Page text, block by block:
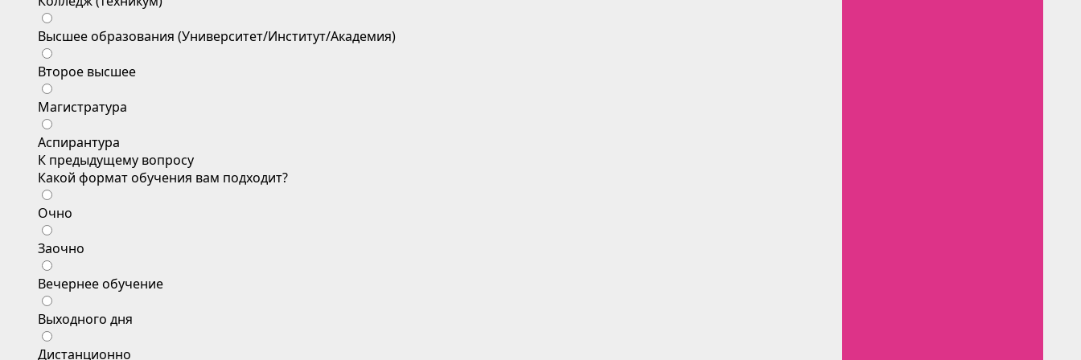
Высшее образования (Университет/Институт/Академия)
Второе высшее
Магистратура
Аспирантура
К предыдущему вопросу
Какой формат обучения вам подходит?
Очно
Заочно
Вечернее обучение
Выходного дня
Дистанционно